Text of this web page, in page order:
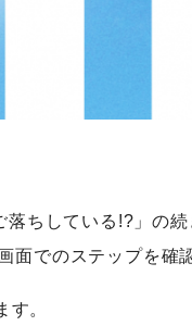
ちしている!?」の続
面でのステップを確
。